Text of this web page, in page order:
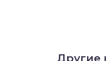
Другие